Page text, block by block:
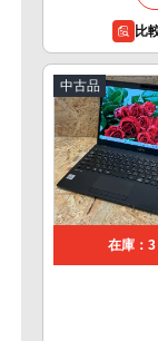
比
中古品
在庫：3